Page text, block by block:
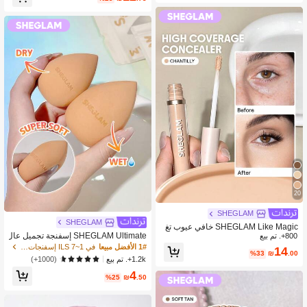
20
SHEGLAM
SHEGLAM Like Magic خافي عيوب تغ
ماركة تجميل ومكياج للنساء والفتيات
800+. تم بيع
₪14.00
%33
SHEGLAM
SHEGLAM Ultimate إسفنجة تجميل عال
مية ماركة تجميل ومكياج للنساء والفتيات
1# الأفضل مبيعا
1.2k+. تم بيع
(1000+)
₪4.50
%25